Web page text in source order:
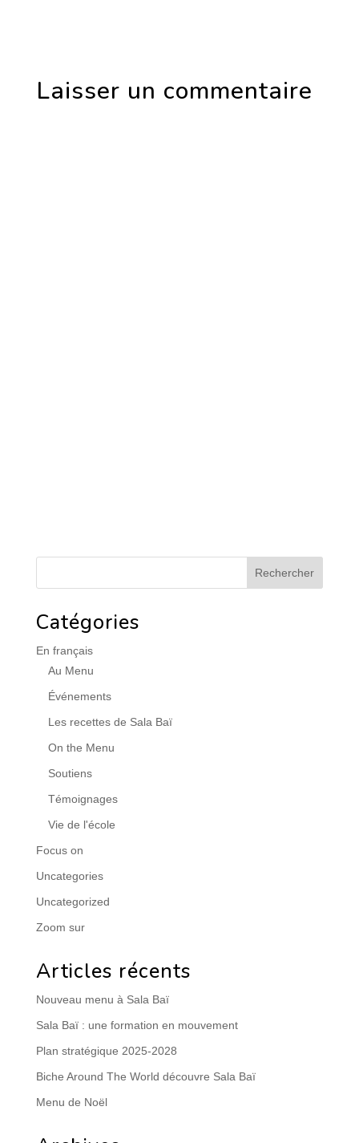
Laisser un commentaire
Catégories
En français
Au Menu
Événements
Les recettes de Sala Baï
On the Menu
Soutiens
Témoignages
Vie de l'école
Focus on
Uncategories
Uncategorized
Zoom sur
Articles récents
Nouveau menu à Sala Baï
Sala Baï : une formation en mouvement
Plan stratégique 2025-2028
Biche Around The World découvre Sala Baï
Menu de Noël